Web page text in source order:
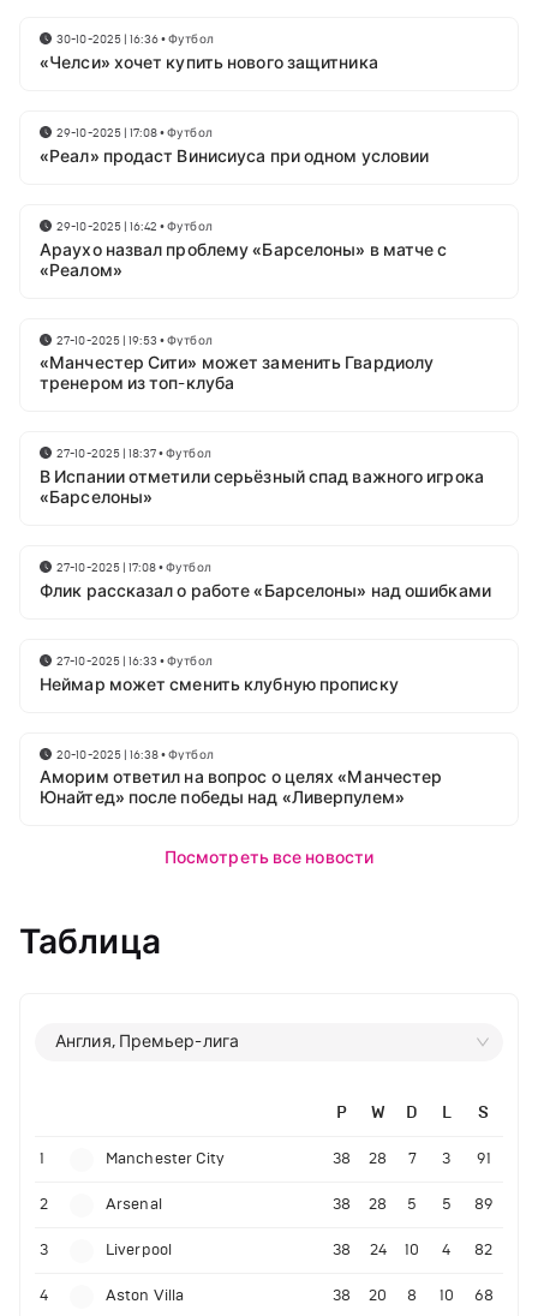
30-10-2025 | 16:36•Футбол
«Челси» хочет купить нового защитника
29-10-2025 | 17:08•Футбол
«Реал» продаст Винисиуса при одном условии
29-10-2025 | 16:42 •Футбол
Араухо назвал проблему «Барселоны» в матче с
«Реалом»
27-10-2025 | 19:53 •Футбол
«Манчестер Сити» может заменить Гвардиолу
тренером из топ-клуба
27-10-2025 | 18:37•Футбол
В Испании отметили серьёзный спад важного игрока
«Барселоны»
27-10-2025 | 17:08•Футбол
Флик рассказал о работе «Барселоны» над ошибками
27-10-2025 | 16:33 •Футбол
Неймар может сменить клубную прописку
20-10-2025 | 16:38•Футбол
Аморим ответил на вопрос о целях «Манчестер
Юнайтед» после победы над «Ливерпулем»
Посмотреть все новости
Таблица
Англия, Премьер-лига
P W D L S
1 Manchester City 38 28 7 3 91
2 Arsenal 38 28 5 5 89
3 Liverpool 38 24 10 4 82
4 Aston Villa 38 20 8 10 68